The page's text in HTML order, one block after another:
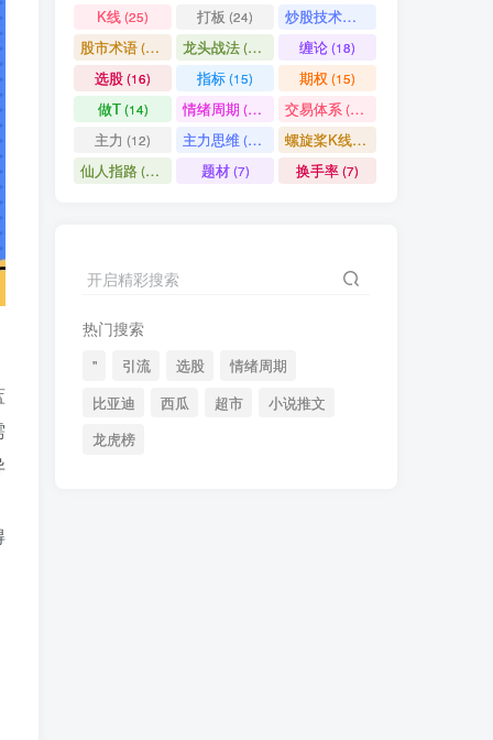
K线(25) 打板 (24) 炒股技术形态
股市术语(21) 龙头战法(20) 缠论(18)
选股(16) 指标(15) 期权 (15)
做T(14) 情绪周期 (14) 交易体系(12)
主力 (12) 主力思维(12) 螺旋桨K线
(11)
仙人指路(10) 题材(7) 换手率(7)
开启精彩搜索
热门搜索
" 引流 选股
情绪周期
比亚迪
西瓜 超市
小说推文
龙虎榜
满足你的好奇心
热门文章 最新发布 随机推荐
1 超级简单！同花顺K线界面显示行业概念指标代码图解
2 股票打板、上板、封板、翘板、炸板是什么意思？炒股你必须懂的暗语！
短线交易必须要懂的术语有哪些？股票分时水上、水下是什么意思？
6 全程图解超详细！何为打板以及打板战法的精髓